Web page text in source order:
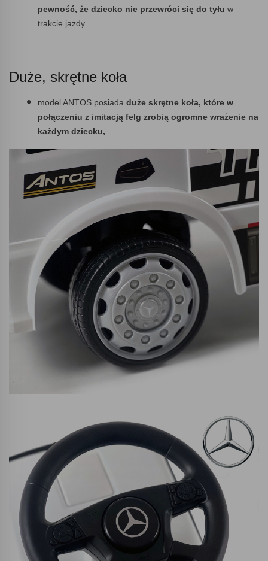
pewność, że dziecko nie przewróci się do tyłu w
trakcie jazdy
Duże, skrętne koła
model ANTOS posiada duże skrętne koła, które w
połączeniu z imitacją felg zrobią ogromne wrażenie na
każdym dziecku,